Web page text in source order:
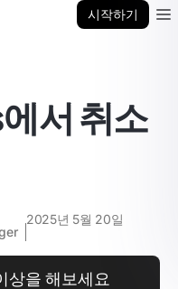
시작하기
서 취소
2025년 5월 20일
상을 해보세요